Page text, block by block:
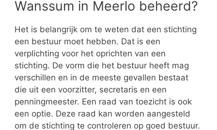
Wanssum in Meerlo beheerd?
Het is belangrijk om te weten dat een stichting
een bestuur moet hebben. Dat is een
verplichting voor het oprichten van een
stichting. De vorm die het bestuur heeft mag
verschillen en in de meeste gevallen bestaat
die uit een voorzitter, secretaris en een
penningmeester. Een raad van toezicht is ook
een optie. Deze raad kan worden aangesteld
om de stichting te controleren op goed bestuur.